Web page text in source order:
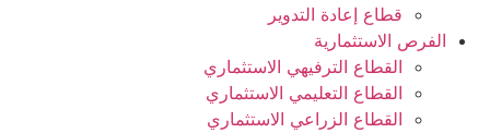
قطاع إعادة التدوير
الفرص الاستثمارية
القطاع الترفيهي الاستثماري
القطاع التعليمي الاستثماري
القطاع الزراعي الاستثماري